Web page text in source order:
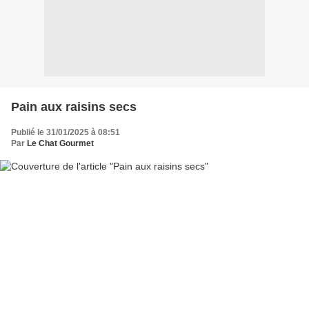
Pain aux raisins secs
Publié le 31/01/2025 à 08:51
Par Le Chat Gourmet